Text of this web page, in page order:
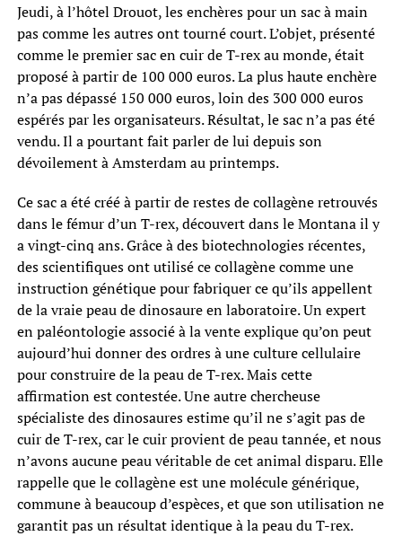
Jeudi, à l’hôtel Drouot, les enchères pour un sac à main
pas comme les autres ont tourné court. L’objet, présenté
comme le premier sac en cuir de T-rex au monde, était
proposé à partir de 100 000 euros. La plus haute enchère
n’a pas dépassé 150 000 euros, loin des 300 000 euros
espérés par les organisateurs. Résultat, le sac n’a pas été
vendu. Il a pourtant fait parler de lui depuis son
dévoilement à Amsterdam au printemps.
Ce sac a été créé à partir de restes de collagène retrouvés
dans le fémur d’un T-rex, découvert dans le Montana il y
a vingt-cinq ans. Grâce à des biotechnologies récentes,
des scientifiques ont utilisé ce collagène comme une
instruction génétique pour fabriquer ce qu’ils appellent
de la vraie peau de dinosaure en laboratoire. Un expert
en paléontologie associé à la vente explique qu’on peut
aujourd’hui donner des ordres à une culture cellulaire
pour construire de la peau de T-rex. Mais cette
affirmation est contestée. Une autre chercheuse
spécialiste des dinosaures estime qu’il ne s’agit pas de
cuir de T-rex, car le cuir provient de peau tannée, et nous
n’avons aucune peau véritable de cet animal disparu. Elle
rappelle que le collagène est une molécule générique,
commune à beaucoup d’espèces, et que son utilisation ne
garantit pas un résultat identique à la peau du T-rex.